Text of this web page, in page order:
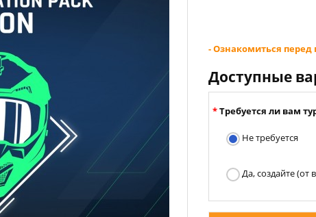
- Ознакомиться перед
Доступные
Требуется ли вам
Не требуется
Да, создайте (от